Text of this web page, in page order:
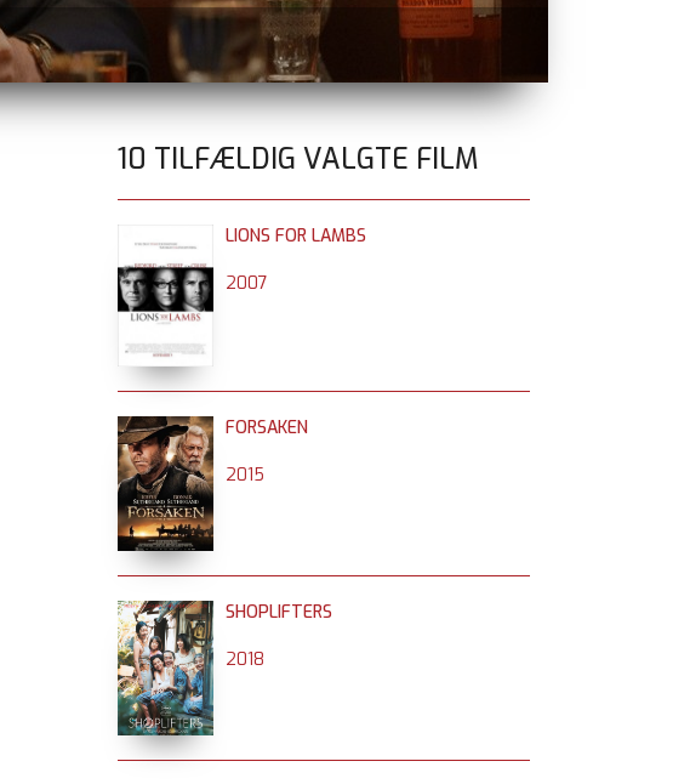
10 TILFÆLDIG VALGTE FILM
LIONS FOR LAMBS
2007
FORSAKEN
2015
SHOPLIFTERS
2018